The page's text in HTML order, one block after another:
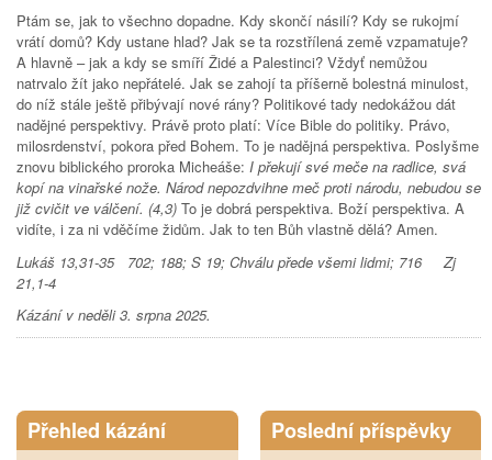
Ptám se, jak to všechno dopadne. Kdy skončí násilí? Kdy se rukojmí
vrátí domů? Kdy ustane hlad? Jak se ta rozstřílená země vzpamatuje?
A hlavně – jak a kdy se smíří Židé a Palestinci? Vždyť nemůžou
natrvalo žít jako nepřátelé. Jak se zahojí ta příšerně bolestná minulost,
do níž stále ještě přibývají nové rány? Politikové tady nedokážou dát
nadějné perspektivy. Právě proto platí: Více Bible do politiky. Právo,
milosrdenství, pokora před Bohem. To je nadějná perspektiva. Poslyšme
znovu biblického proroka Micheáše: I překují své meče na radlice, svá
kopí na vinařské nože. Národ nepozdvihne meč proti národu, nebudou se
již cvičit ve válčení. (4,3) To je dobrá perspektiva. Boží perspektiva. A
vidíte, i za ni vděčíme židům. Jak to ten Bůh vlastně dělá? Amen.
Lukáš 13,31-35 702; 188; S 19; Chválu přede všemi lidmi; 716 Zj
21,1-4
Kázání v neděli 3. srpna 2025.
Přehled kázání Poslední příspěvky